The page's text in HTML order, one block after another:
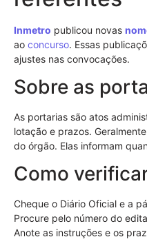
Inmetro publicou novas
ao concurso. Essas
ajustes nas convocações.
Sobre as
As portarias são atos
lotação e prazos.
do órgão. Elas informam
Como
Cheque o Diário Oficial e a
Procure pelo número do
Anote as instruções e os